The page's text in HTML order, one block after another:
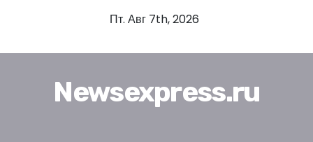
Пт. Авг 7th, 2026
Newsexpress.ru